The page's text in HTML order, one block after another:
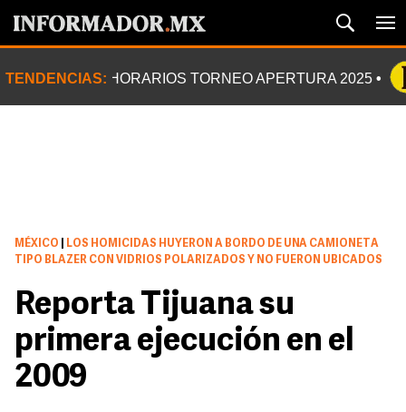
TENDENCIAS: HORARIOS TORNEO APERTURA 2025
MÉXICO
LOS HOMICIDAS HUYERON A BORDO DE UNA CAMIONETA
TIPO BLAZER CON VIDRIOS POLARIZADOS Y NO FUERON UBICADOS
Reporta Tijuana su
primera ejecución en el
2009